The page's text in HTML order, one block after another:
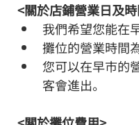
<關於店鋪營業日及
我們希望您能在
攤位的營業時間
您可以在早市的
客會進出。